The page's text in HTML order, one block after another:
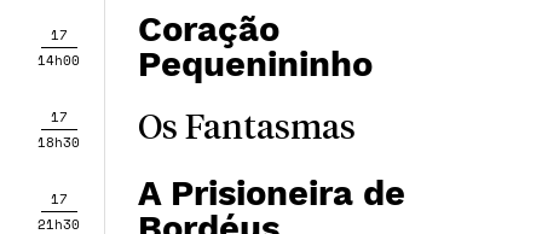
17
14h00
Coração
Pequenininho
17
18h30
Os Fantasmas
17
21h30
A Prisioneira de